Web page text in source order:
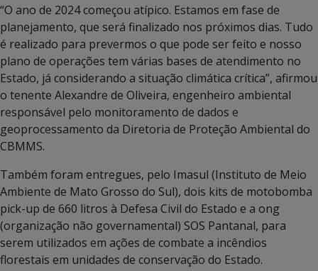
“O ano de 2024 começou atípico. Estamos em fase de
planejamento, que será finalizado nos próximos dias. Tudo
é realizado para prevermos o que pode ser feito e nosso
plano de operações tem várias bases de atendimento no
Estado, já considerando a situação climática crítica”, afirmou
o tenente Alexandre de Oliveira, engenheiro ambiental
responsável pelo monitoramento de dados e
geoprocessamento da Diretoria de Proteção Ambiental do
CBMMS.
Também foram entregues, pelo Imasul (Instituto de Meio
Ambiente de Mato Grosso do Sul), dois kits de motobomba
pick-up de 660 litros à Defesa Civil do Estado e a ong
(organização não governamental) SOS Pantanal, para
serem utilizados em ações de combate a incêndios
florestais em unidades de conservação do Estado.